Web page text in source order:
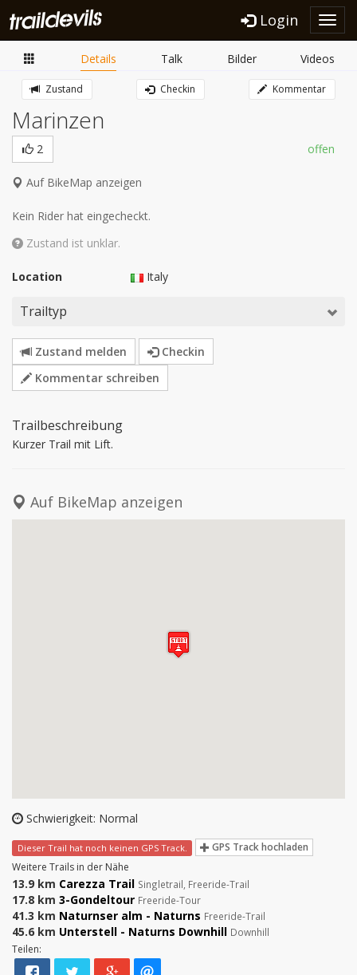
Login
Details Talk Bilder Videos
Zustand Checkin Kommentar
Marinzen
2 offen
Auf BikeMap anzeigen
Kein Rider hat eingecheckt.
Zustand ist unklar.
Location Italy
Trailtyp
Zustand melden
Checkin
Kommentar schreiben
Trailbeschreibung
Kurzer Trail mit Lift.
Auf BikeMap anzeigen
Schwierigkeit: Normal
Dieser Trail hat noch keinen GPS Track.
GPS Track hochladen
Weitere Trails in der Nähe
13.9 km Carezza Trail Singletrail, Freeride-Trail
17.8 km 3-Gondeltour Freeride-Tour
41.3 km Naturnser alm - Naturns Freeride-Trail
45.6 km Unterstell - Naturns Downhill Downhill
Teilen: